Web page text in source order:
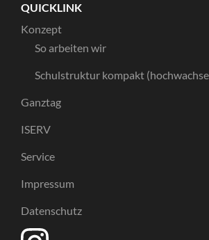
QUICKLINK
Konzept
So arbeiten wir
Schulstruktur kompakt
Ganztag
ISERV
Service
Impressum
Datenschutz